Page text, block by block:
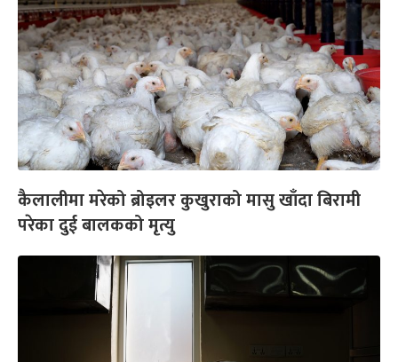
कैलालीमा मरेको ब्रोइलर कुखुराको मासु खाँदा बिरामी
परेका दुई बालकको मृत्यु